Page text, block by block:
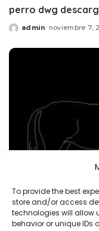
To provide the best
store and/or access
technologies will allow
behavior or unique IDs
perro dwg
Posted
admin noviembre 7,
Animales